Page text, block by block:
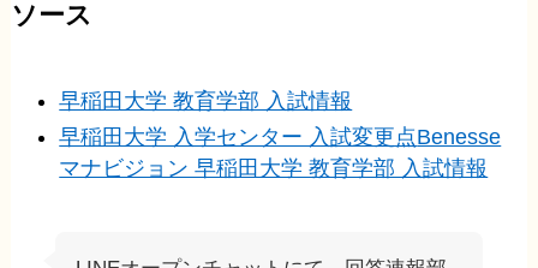
ソース
早稲田大学 教育学部 入試情報
早稲田大学 入学センター 入試変更点Benesse
マナビジョン 早稲田大学 教育学部 入試情報